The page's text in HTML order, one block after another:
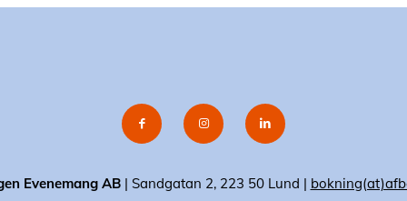
Evenemang AB| Sandgatan 2, 223 50 Lund |